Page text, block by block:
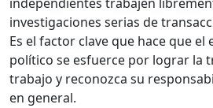
investigaciones serias de
Es el factor clave que hace que el
político se esfuerce por lograr la
trabajo y reconozca su
en general.